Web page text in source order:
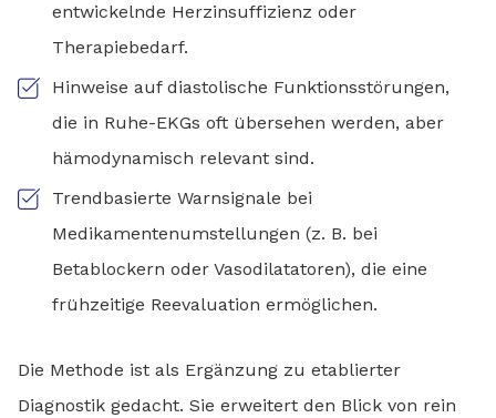
entwickelnde Herzinsuffizienz oder
Therapiebedarf.
Hinweise auf diastolische Funktionsstörungen,
die in Ruhe-EKGs oft übersehen werden, aber
hämodynamisch relevant sind.
Trendbasierte Warnsignale bei
Medikamentenumstellungen (z. B. bei
Betablockern oder Vasodilatatoren), die eine
frühzeitige Reevaluation ermöglichen.
Die Methode ist als Ergänzung zu etablierter
Diagnostik gedacht. Sie erweitert den Blick von rein